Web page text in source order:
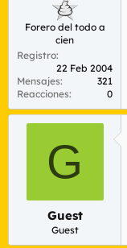
Forero del todo a
cien
Registro
22 Feb 2004
Mensajes
321
Reacciones
0
G
Guest
Guest